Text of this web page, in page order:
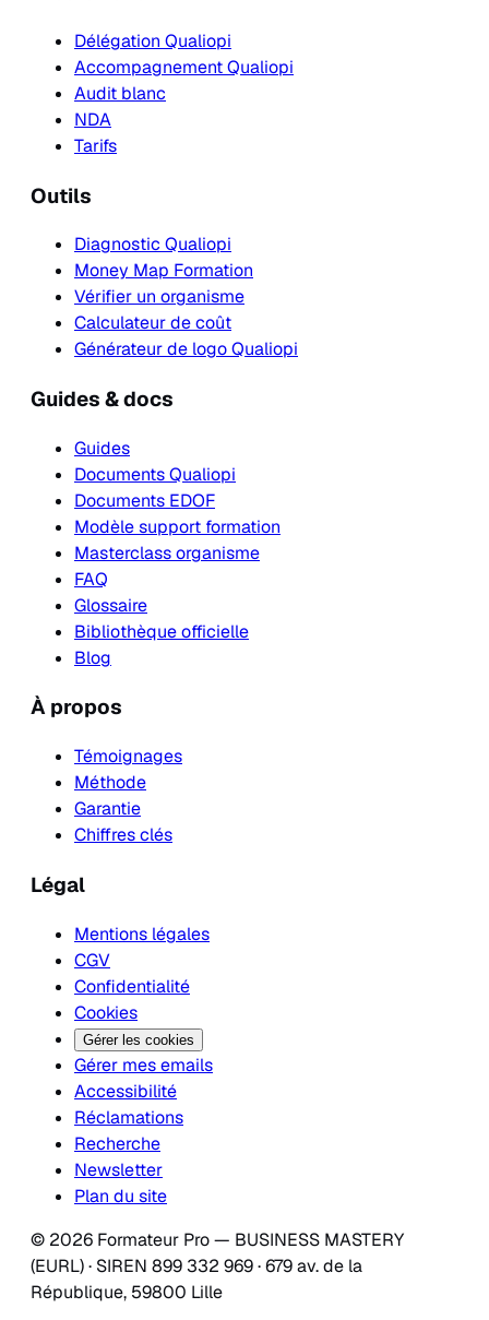
Délégation Qualiopi
Accompagnement Qualiopi
Audit blanc
NDA
Tarifs
Outils
Diagnostic Qualiopi
Money Map Formation
Vérifier un organisme
Calculateur de coût
Générateur de logo Qualiopi
Guides & docs
Guides
Documents Qualiopi
Documents EDOF
Modèle support formation
Masterclass organisme
FAQ
Glossaire
Bibliothèque officielle
Blog
À propos
Témoignages
Méthode
Garantie
Chiffres clés
Légal
Mentions légales
CGV
Confidentialité
Cookies
Gérer les cookies
Gérer mes emails
Accessibilité
Réclamations
Recherche
Newsletter
Plan du site
© 2026 Formateur Pro — BUSINESS MASTERY
(EURL) · SIREN 899 332 969 · 679 av. de la
République, 59800 Lille